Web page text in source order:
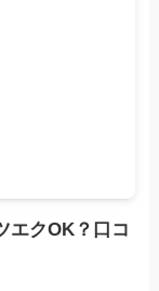
エクOK？口コ